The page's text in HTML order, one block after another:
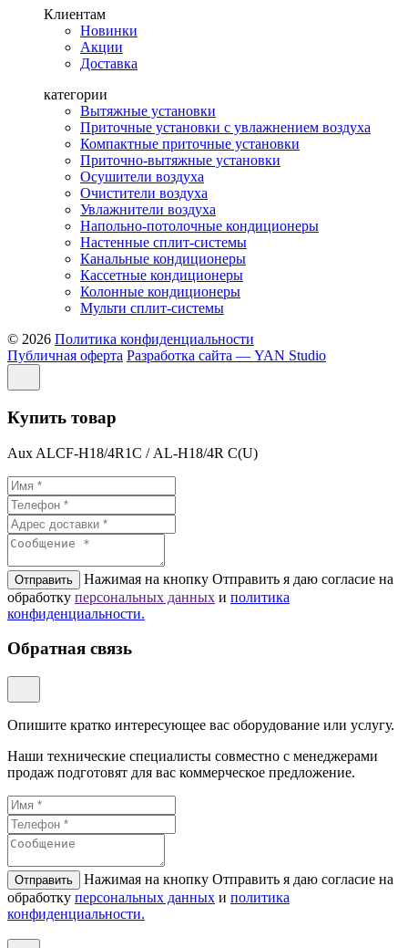
Клиентам
Новинки
Акции
Доставка
категории
Вытяжные установки
Приточные установки с увлажнением воздуха
Компактные приточные установки
Приточно-вытяжные установки
Осушители воздуха
Очистители воздуха
Увлажнители воздуха
Напольно-потолочные кондиционеры
Настенные сплит-системы
Канальные кондиционеры
Кассетные кондиционеры
Колонные кондиционеры
Мульти сплит-системы
© 2026 Политика конфиденциальности
Публичная оферта Разработка сайта — YAN Studio
Купить товар
Aux ALCF-H18/4R1С / AL-H18/4R С(U)
Отправить
Нажимая на кнопку Отправить я даю согласие на
обработку персональных данных и политикa
конфиденциальности.
Обратная связь
Опишите кратко интересующее вас оборудование или услугу.
Наши технические специалисты совместно с менеджерами
продаж подготовят для вас коммерческое предложение.
Отправить
Нажимая на кнопку Отправить я даю согласие на
обработку персональных данных и политикa
конфиденциальности.